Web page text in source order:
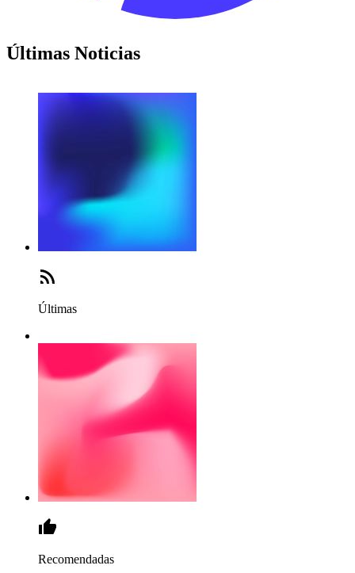
Últimas Noticias
Últimas
Recomendadas